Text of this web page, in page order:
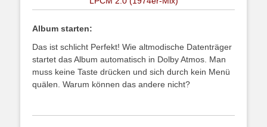
Album starten:
Das ist schlicht Perfekt! Wie altmodische Datenträger
startet das Album automatisch in Dolby Atmos. Man
muss keine Taste drücken und sich durch kein Menü
quälen. Warum können das andere nicht?